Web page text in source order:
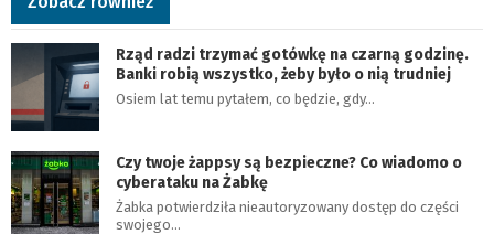
Rząd radzi trzymać gotówkę na czarną godzinę.
Banki robią wszystko, żeby było o nią trudniej
Osiem lat temu pytałem, co będzie, gdy…
Czy twoje żappsy są bezpieczne? Co wiadomo o
cyberataku na Żabkę
Żabka potwierdziła nieautoryzowany dostęp do części
swojego…